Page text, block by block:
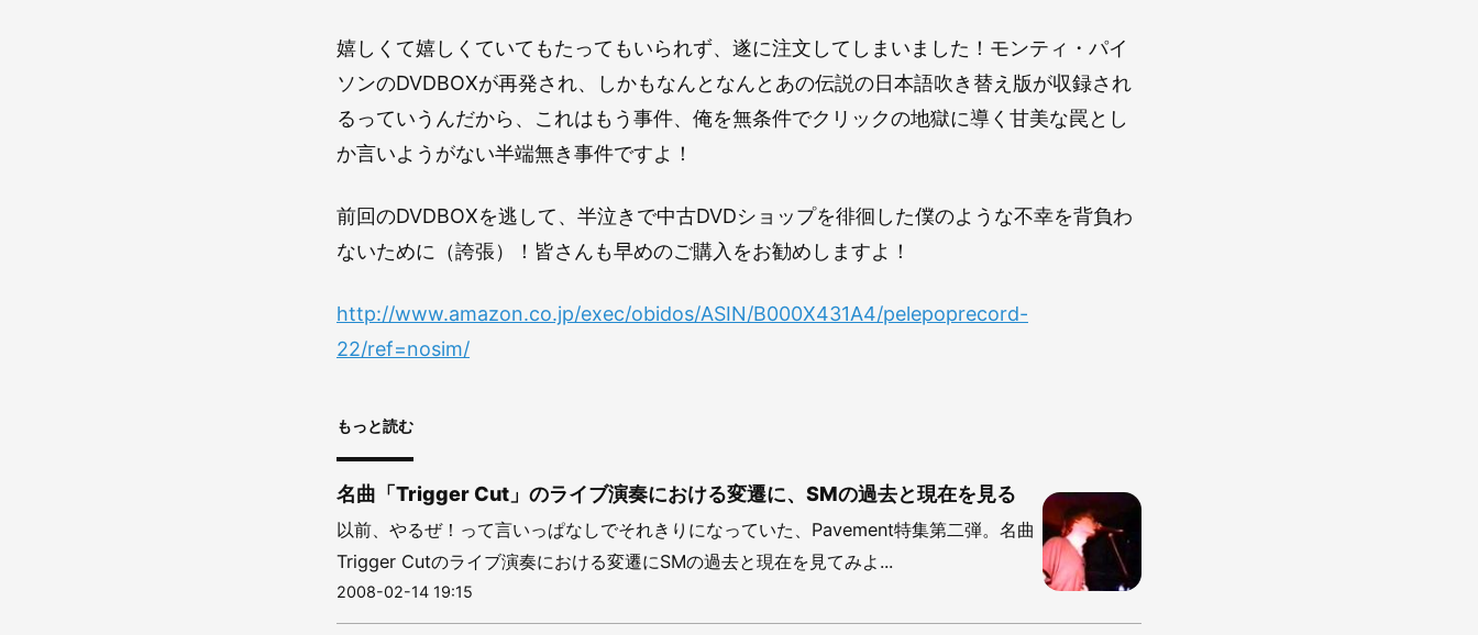
嬉しくて嬉しくていてもたってもいられず、遂に注文してしまいました！モンティ・パイ
ソンのDVDBOXが再発され、しかもなんとなんとあの伝説の日本語吹き替え版が収録され
るっていうんだから、これはもう事件、俺を無条件でクリックの地獄に導く甘美な罠とし
か言いようがない半端無き事件ですよ！
前回のDVDBOXを逃して、半泣きで中古DVDショップを徘徊した僕のような不幸を背負わ
ないために（誇張）！皆さんも早めのご購入をお勧めしますよ！
http://www.amazon.co.jp/exec/obidos/ASIN/B000X431A4/pelepoprecord-
22/ref=nosim/
もっと読む
名曲「Trigger Cut」のライブ演奏における変遷に、SMの過去と現在を見る
以前、やるぜ！って言いっぱなしでそれきりになっていた、Pavement特集第二弾。名曲
Trigger Cutのライブ演奏における変遷にSMの過去と現在を見てみよ...
2008-02-14 19:15